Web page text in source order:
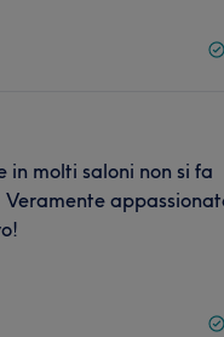
in molti saloni non si fa